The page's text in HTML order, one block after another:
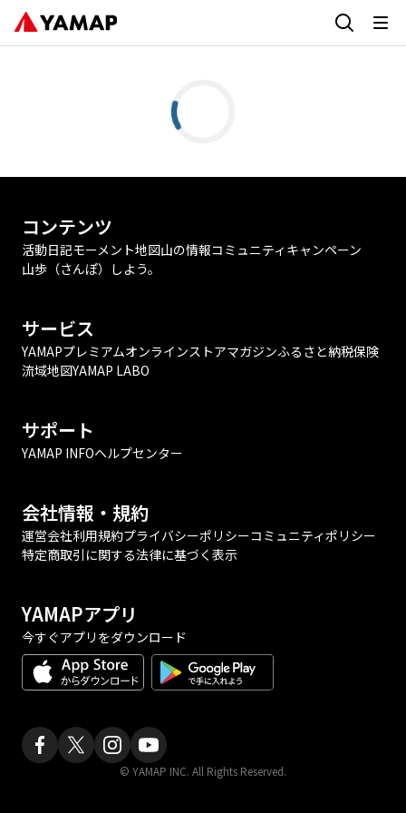
コンテンツ
活動日記モーメント地図山の情報コミュニティ キャンペーン
山歩（さんぽ）しよう。
サービス
YAMAPプレミアムオンラインストアマガジンふるさと納税保険
流域地図YAMAP LABO
サポート
YAMAP INFOヘルプセンター
会社情報・規約
運営会社利用規約プライバシーポリシーコミュニティポリシー
特定商取引に関する法律に基づく表示
YAMAPアプリ
今すぐアプリをダウンロード
© YAMAP INC. All Rights Reserved.